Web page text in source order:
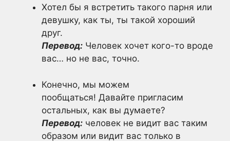
Хотел бы я встретить такого парня или
девушку, как ты, ты такой хороший
друг.
Перевод: Человек хочет кого-то вроде
вас… но не вас, точно.
Конечно, мы можем
пообщаться! Давайте пригласим
остальных, как вы думаете?
Перевод: человек не видит вас таким
образом или видит вас только в